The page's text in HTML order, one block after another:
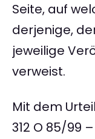
Seite, auf
derjenige,
jeweilige
verweist.
Mit dem
312 O 85/99